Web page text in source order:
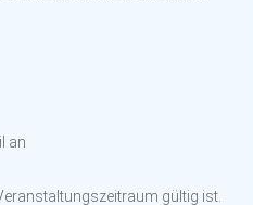
an
gültig ist.